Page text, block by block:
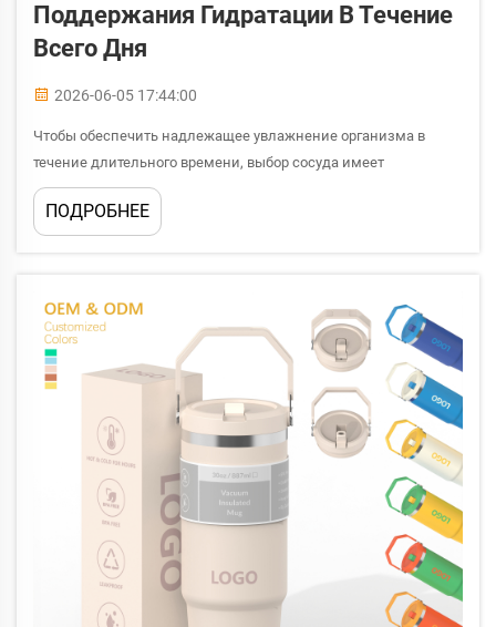
Поддержания Гидратации В Течение
Всего Дня
2026-06-05 17:44:00
Чтобы обеспечить надлежащее увлажнение организма в
течение длительного времени, выбор сосуда имеет
существенное значение. Термокружка объемом 40 унций
стала одним из самых практичных решений для тех, кому
ПОДРОБНЕЕ